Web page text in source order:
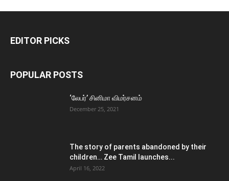
EDITOR PICKS
POPULAR POSTS
‘லேபர்’ சினிமா விமர்சனம்
December 25, 2021
The story of parents abandoned by their
children… Zee Tamil launches...
April 16, 2022